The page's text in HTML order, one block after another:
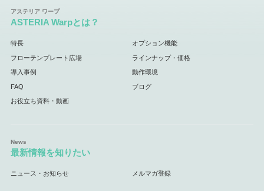
ASTERIA Warpとは？
特長 オプション機能
フローテンプレート広場 ラインナップ・価格
導入事例 動作環境
FAQ ブログ
お役立ち資料・動画
最新情報を知りたい
ニュース・お知らせ メルマガ登録